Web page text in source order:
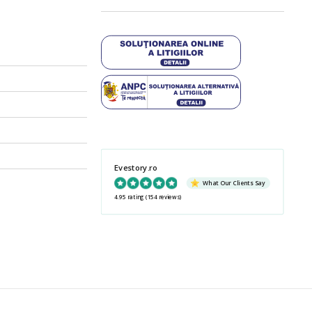
Evestory.ro
What Our Clients Say
4.95 rating (154 reviews)